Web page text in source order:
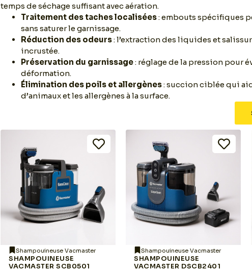
temps de séchage suffisant avec aération.
Traitement des taches localisées: embouts spécifiques
sans saturer le garnissage.
Réduction des odeurs: l’extraction des liquides et
incrustée.
Préservation du garnissage: réglage de la pression pour
déformation.
Élimination des poils et allergènes: succion ciblée qui
d’animaux et les allergènes à la surface.
Shampouineuse Vacmaster
SHAMPOUINEUSE
VACMASTER SCB0501
Shampouineuse Vacmaster
SHAMPOUINEUSE
VACMASTER DSCB2401